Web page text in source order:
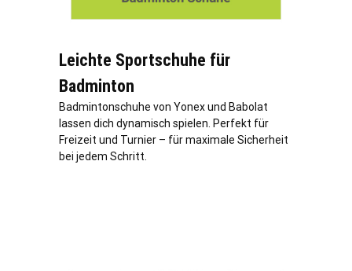
Leichte Sportschuhe für
Badminton
Badmintonschuhe von Yonex und Babolat
lassen dich dynamisch spielen. Perfekt für
Freizeit und Turnier – für maximale Sicherheit
bei jedem Schritt.